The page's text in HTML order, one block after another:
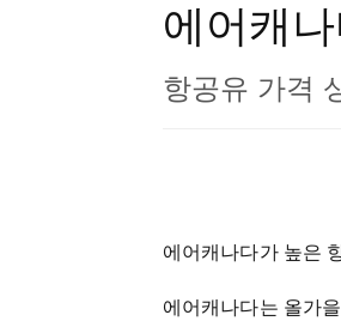
에어캐
항공유 가격
에어캐나다가 높은
에어캐나다는 올가